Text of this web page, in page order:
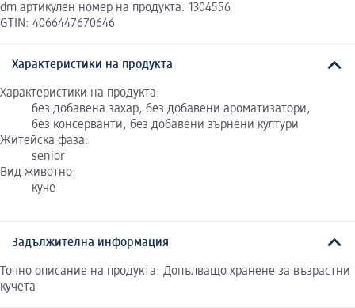
dm артикулен номер на продукта: 1304556
GTIN: 4066447670646
Характеристики на продукта
Характеристики на продукта:
без добавена захар, без добавени ароматизатори,
без консерванти, без добавени зърнени култури
Житейска фаза:
senior
Вид животно:
куче
Задължителна информация
Точно описание на продукта: Допълващо хранене за възрастни
кучета